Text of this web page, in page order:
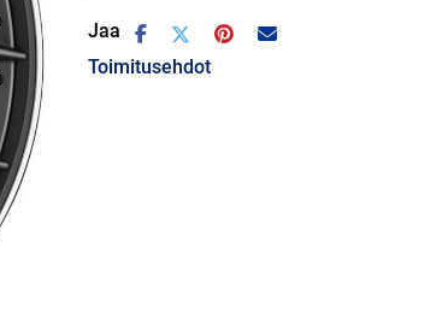
Jaa
Toimitusehdot